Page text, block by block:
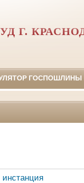
Г.
ГОСПОШЛИНЫ